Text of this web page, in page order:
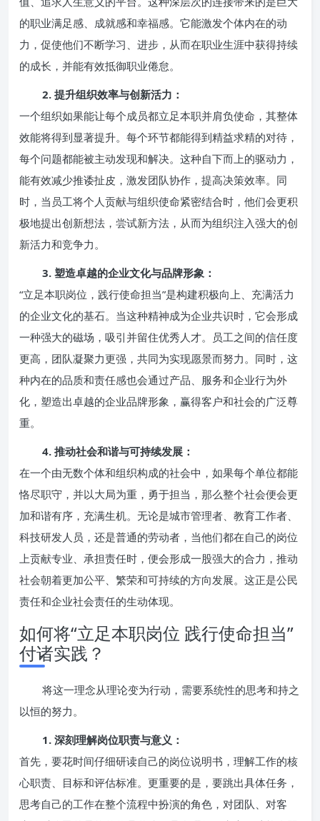
的职业满足感、成就感和幸福感。它能激发个体内在的动
力，促使他们不断学习、进步，从而在职业生涯中获得持续
的成长，并能有效抵御职业倦怠。
2. 提升组织效率与创新活力：
一个组织如果能让每个成员都立足本职并肩负使命，其整体
效能将得到显著提升。每个环节都能得到精益求精的对待，
每个问题都能被主动发现和解决。这种自下而上的驱动力，
能有效减少推诿扯皮，激发团队协作，提高决策效率。同
时，当员工将个人贡献与组织使命紧密结合时，他们会更积
极地提出创新想法，尝试新方法，从而为组织注入强大的创
新活力和竞争力。
3. 塑造卓越的企业文化与品牌形象：
“立足本职岗位，践行使命担当”是构建积极向上、充满活力
的企业文化的基石。当这种精神成为企业共识时，它会形成
一种强大的磁场，吸引并留住优秀人才。员工之间的信任度
更高，团队凝聚力更强，共同为实现愿景而努力。同时，这
种内在的品质和责任感也会通过产品、服务和企业行为外
化，塑造出卓越的企业品牌形象，赢得客户和社会的广泛尊
重。
4. 推动社会和谐与可持续发展：
在一个由无数个体和组织构成的社会中，如果每个单位都能
恪尽职守，并以大局为重，勇于担当，那么整个社会便会更
加和谐有序，充满生机。无论是城市管理者、教育工作者、
科技研发人员，还是普通的劳动者，当他们都在自己的岗位
上贡献专业、承担责任时，便会形成一股强大的合力，推动
社会朝着更加公平、繁荣和可持续的方向发展。这正是公民
责任和企业社会责任的生动体现。
如何将“立足本职岗位 践行使命担当”
付诸实践？
将这一理念从理论变为行动，需要系统性的思考和持之
以恒的努力。
1. 深刻理解岗位职责与意义：
首先，要花时间仔细研读自己的岗位说明书，理解工作的核
心职责、目标和评估标准。更重要的是，要跳出具体任务，
思考自己的工作在整个流程中扮演的角色，对团队、对客